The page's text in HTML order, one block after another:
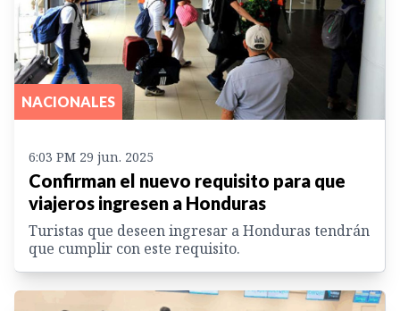
NACIONALES
6:03 PM 29 jun. 2025
Confirman el nuevo requisito para que
viajeros ingresen a Honduras
Turistas que deseen ingresar a Honduras tendrán
que cumplir con este requisito.